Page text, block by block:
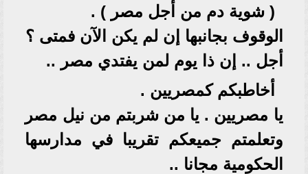
( شوية دم من أجل مصر ) .
الوقوف بجانبها إن لم يكن الآن فمتى ؟
أجل .. إن ذا يوم لمن يفتدي مصر ..
أخاطبكم كمصريين .
يا مصريين . يا من شربتم من نيل مصر
وتعلمتم جميعكم تقريبا في مدارسها
الحكومية مجانا ..